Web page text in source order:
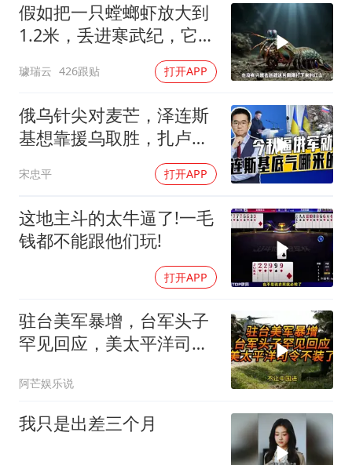
假如把一只螳螂虾放大到
1.2米，丢进寒武纪，它能
璩瑞云 426跟贴 打开APP
俄乌针尖对麦芒，泽连斯
基想靠援乌取胜，扎卢日
宋忠平 打开APP
这地主斗的太牛逼了!一毛
钱都不能跟他们玩!
打开APP
驻台美军暴增，台军头子
罕见回应，美太平洋司令
阿芒娱乐说
我只是出差三个月